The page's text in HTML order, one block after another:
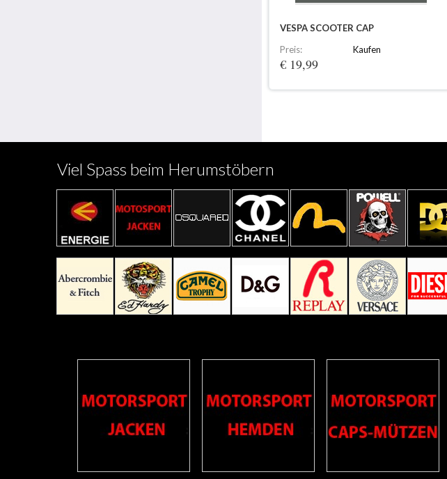
VESPA SCOOTER CAP
Preis:
€ 19,99
Kaufen
Viel Spass beim Herumstöbern